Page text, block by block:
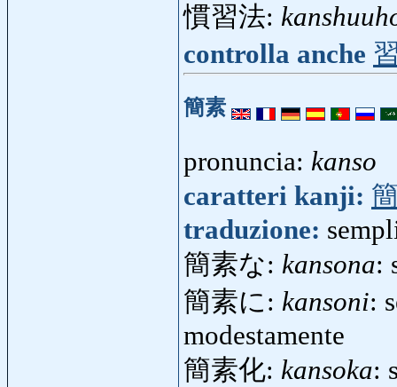
慣習法:
controlla anche
簡素
pronuncia: kanso
caratteri kanji:
traduzione:
簡素な: kansona:
簡素に: kansoni:
modestamente
簡素化: kansoka: